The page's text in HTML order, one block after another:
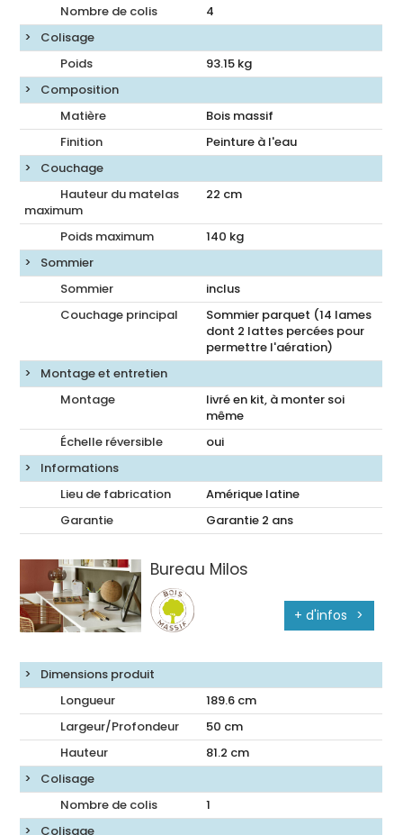
Nombre de colis
4
Colisage
Poids
93.15 kg
Composition
Matière
Bois massif
Finition
Peinture à l'eau
Couchage
Hauteur du matelas
maximum
22 cm
Poids maximum
140 kg
Sommier
Sommier
inclus
Couchage principal
Sommier parquet (14 lames
dont 2 lattes percées pour
permettre l'aération)
Montage et entretien
Montage
livré en kit, à monter soi
même
Échelle réversible
oui
Informations
Lieu de fabrication
Amérique latine
Garantie
Garantie 2 ans
Bureau Milos
+ d'infos
Dimensions produit
Longueur
189.6 cm
Largeur/Profondeur
50 cm
Hauteur
81.2 cm
Colisage
Nombre de colis
1
Colisage